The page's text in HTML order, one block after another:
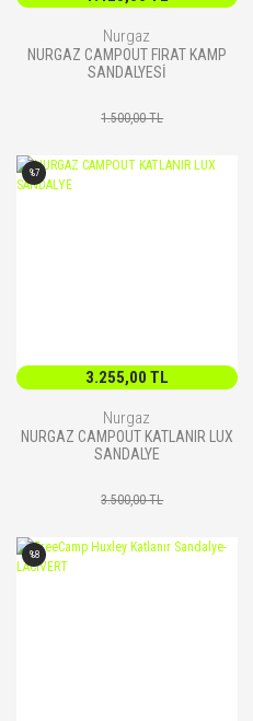
Nurgaz
NURGAZ CAMPOUT FIRAT KAMP
SANDALYESİ
1.500,00 TL
%7
3.255,00 TL
Nurgaz
NURGAZ CAMPOUT KATLANIR LUX
SANDALYE
3.500,00 TL
%8